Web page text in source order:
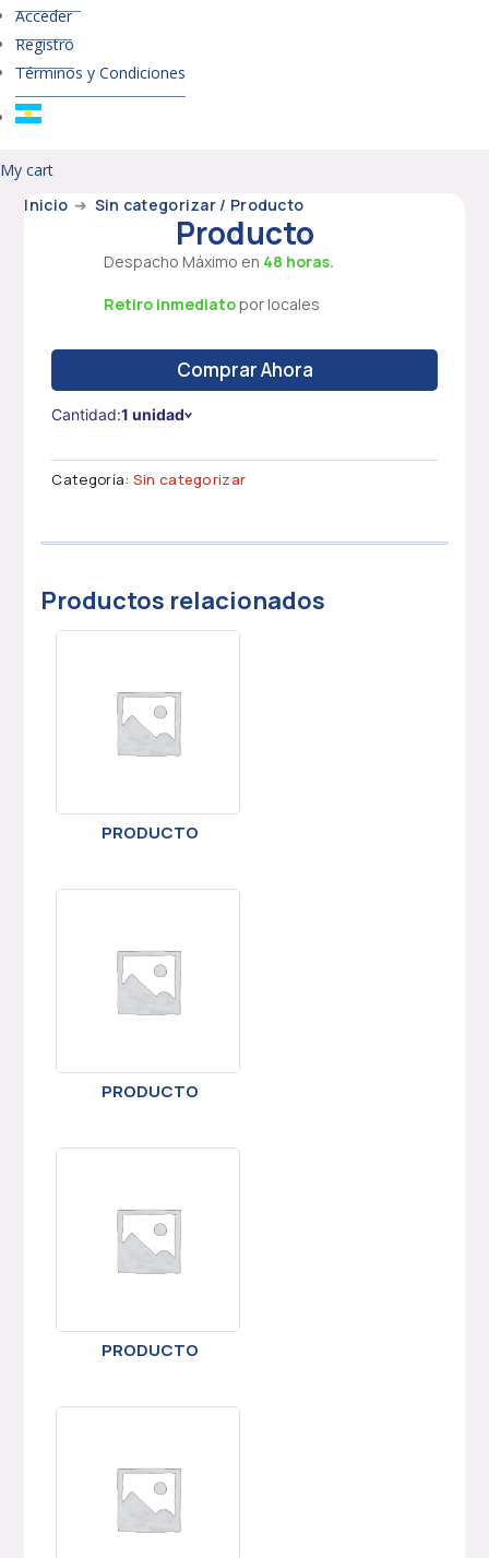
Acceder
Registro
Términos y Condiciones
My cart
Inicio ➜ Sin categorizar / Producto
Producto
Despacho Máximo en 48 horas.
Retiro inmediatopor locales
Comprar Ahora
Cantidad:1 unidad
Categoría: Sin categorizar
Productos relacionados
PRODUCTO
PRODUCTO
PRODUCTO